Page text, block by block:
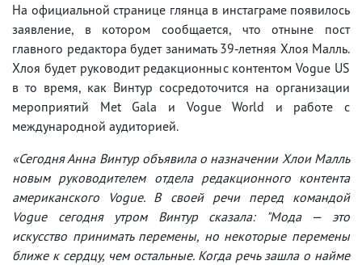
На официальной странице глянца в инстаграме появилось
заявление, в котором сообщается, что отныне пост
главного редактора будет занимать 39-летняя Хлоя Малль.
Хлоя будет руководит редакционныс контентом Vogue US
в то время, как Винтур сосредоточится на организации
мероприятий Met Gala и Vogue World и работе с
международной аудиторией.
«Сегодня Анна Винтур объявила о назначении Хлои Малль
новым руководителем отдела редакционного контента
американского Vogue. В своей речи перед командой
Vogue сегодня утром Винтур сказала: "Мода — это
искусство принимать перемены, но некоторые перемены
ближе к сердцу, чем остальные. Когда речь зашла о найме